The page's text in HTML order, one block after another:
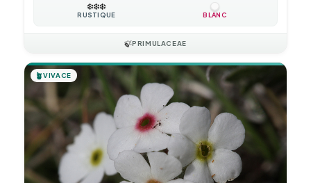
❄️❄️❄️
RUSTIQUE BLANC
🍃PRIMULACEAE
🪴VIVACE